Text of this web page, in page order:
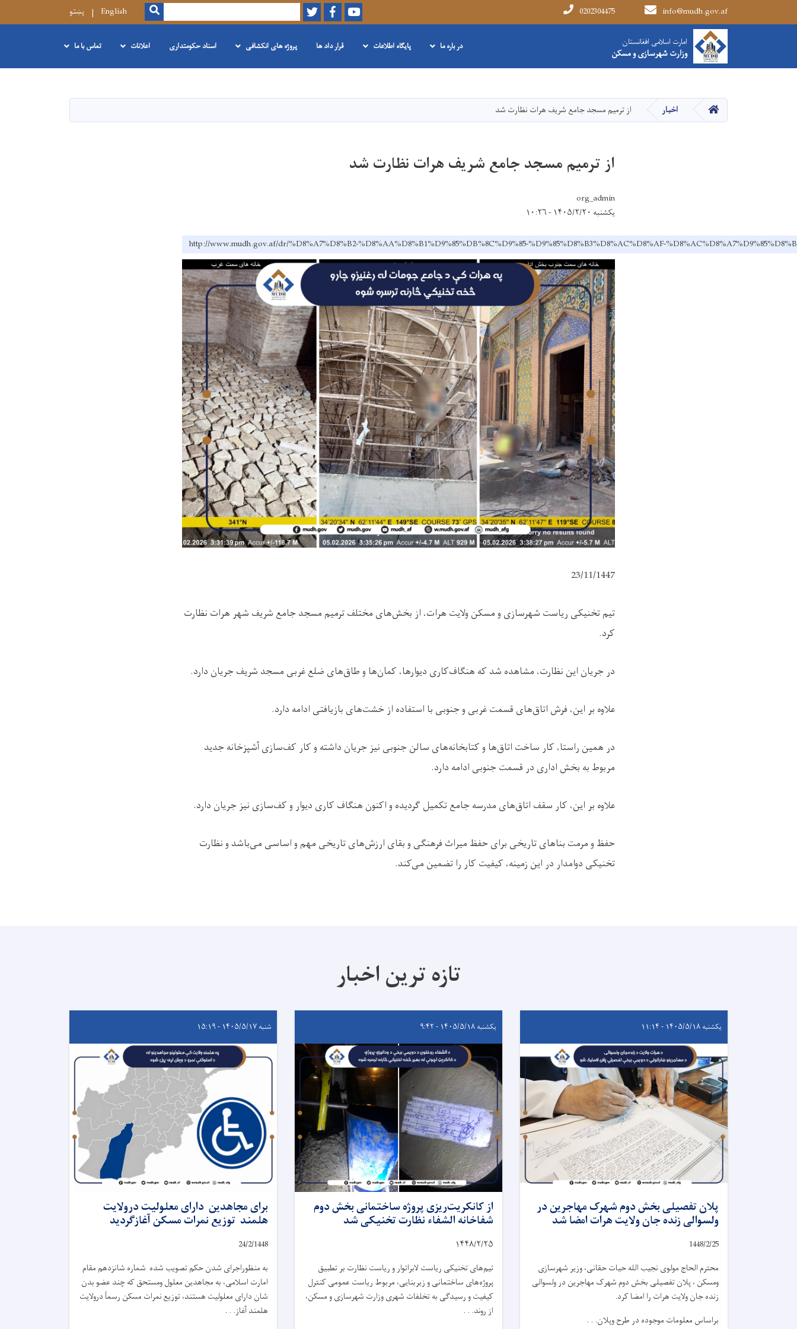
content
امارت اسلامی افغانستان
وزارت شهرسازی و مسکن
info@mudh.gov.af
0202304475
Youtube
Facebook
Twitter
Search
SEARCH
English پښتو
Main navigation
امارت اسلامی افغانستان
وزارت شهرسازی و مسکن در باره ما پایگاه اطلاعات قرار داد ها پروژه های انکشافی اسناد حکومتداری اعلانات تماس با ما
HOME اخبار از ترمیم مسجد جامع شریف هرات نظارت شد
از ترمیم مسجد جامع شریف هرات نظارت شد
org_admin
یکشنبه ۱۴۰۵/۲/۲۰ - ۱۰:۲۶
http://www.mudh.gov.af/dr/%D8%A7%D8%B2-%D8%AA%D8%B1%D9%85%DB%8C%D9%85-%D9%85%D8%B3%D8%AC%D8%AF-
23/11/1447
تیم تخنیکی ریاست شهرسازی و مسکن ولایت هرات، از بخش‌های مختلف ترمیم‌ مسجد جامع شریف شهر هرات نظارت
کرد.
در جریان این نظارت، مشاهده شد که هنگاف‌کاری دیوارها، کمان‌ها و طاق‌های ضلع غربی مسجد شریف جریان دارد.
علاوه بر این، فرش اتاق‌های قسمت غربی و جنوبی با استفاده از خشت‌‌های بازیافتی ادامه دارد.
در همین راستا، کار ساخت اتاق‌ها و کتابخانه‌های سالن جنوبی نیز جریان داشته و کار کف‌سازی آشپزخانه جدید
مربوط به بخش اداری در قسمت جنوبی ادامه دارد.
علاوه بر این، کار سقف اتاق‌های مدرسه جامع تکمیل گردیده و اکنون هنگاف کاری دیوار و کف‌سازی نیز جریان دارد.
حفظ و مرمت بناهای تاریخی برای حفظ میراث فرهنگی و بقای ارزش‌های تاریخی مهم و اساسی می‌باشد و نظارت
تخنیکی دوامدار در این زمینه، کیفیت کار را تضمین می‌کند.
تازه ترین اخبار
یکشنبه ۱۴۰۵/۵/۱۸ - ۱۱:۱۴
پلان تفصیلی بخش دوم شهرک مهاجرین در
ولسوالی زنده جان ولایت هرات امضا شد
1448/2/25
محترم الحاج مولوی نجیب الله حیات حقانی، وزیر شهرسازی
ومسکن ، پلان تفصیلی بخش دوم شهرک مهاجرین در ولسوالی
زنده جان ولایت هرات را امضا کرد.
براساس معلومات موجوده در طرح وپلان. . .
یکشنبه ۱۴۰۵/۵/۱۸ - ۹:۴۲
از کانکریت‌ریزی پروژه ساختمانی بخش دوم
شفاخانه الشفاء نظارت تخنیکی شد
۱۴۴۸/۲/۲۵
تیم‌های تخنیکی ریاست لابراتوار و ریاست نظارت بر تطبیق
پروژه‌های ساختمانی و زیربنایی، مربوط ریاست عمومی کنترل
کیفیت و رسیدگی به تخلفات شهری وزارت شهرسازی و مسکن،
از روند. . .
شنبه ۱۴۰۵/۵/۱۷ - ۱۵:۱۹
برای مجاهدین دارای معلولیت درولایت
هلمند توزیع نمرات مسکن آغازگردید
24/2/1448
به منظوراجرای شدن حکم تصویب شده شماره شانزدهم مقام
امارت اسلامی، به مجاهدین معلول ومستحق که چند عضو بدن
شان دارای معلولیت هستند، توزیع نمرات مسکن رسماً درولایت
هلمند آغاز. . .